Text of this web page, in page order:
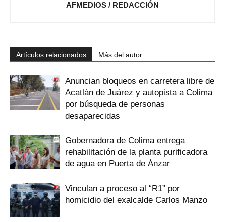
AFMEDIOS / REDACCIÓN
Artículos relacionados Más del autor
Anuncian bloqueos en carretera libre de
Acatlán de Juárez y autopista a Colima
por búsqueda de personas
desaparecidas
Gobernadora de Colima entrega
rehabilitación de la planta purificadora
de agua en Puerta de Ánzar
Vinculan a proceso al “R1” por
homicidio del exalcalde Carlos Manzo